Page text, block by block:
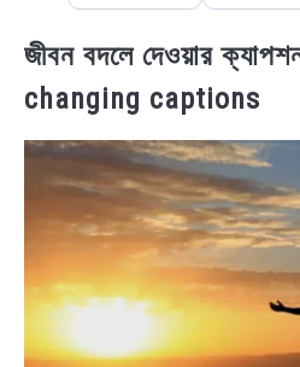
জীবন বদলে দেওয়ার
changing captions